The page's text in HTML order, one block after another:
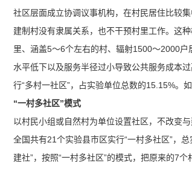
社区层面成立协调议事机构，在村民居住比较
建制村没有隶属关系，也不干预村里工作。这
里、涵盖5～6个左右的村、辐射1500～2000
水平低下以及服务半径过小导致公共服务成本
行“多村一社区”，占实验单位总数的15.15%。
“一村多社区”模式
以村民小组或自然村为单位设置社区，不改变
全国共有21个实验县市区实行“一村多社区”，
建社”，按照“一村多社区”的模式，把原来的7